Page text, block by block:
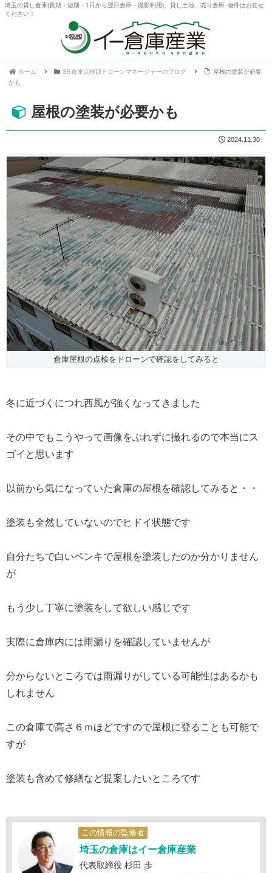
埼玉の貸し倉庫(長期・短期・1日から翌日倉庫・撮影利用)、貸し土地、売り倉庫･物件はお任せ
ください！
ホーム SB倉庫点検部ドローンマネージャーのブログ
屋根の塗装が必要
かも
屋根の塗装が必要かも
2024.11.30
倉庫屋根の点検をドローンで確認をしてみると
冬に近づくにつれ西風が強くなってきました
その中でもこうやって画像をぶれずに撮れるので本当にス
ゴイと思います
以前から気になっていた倉庫の屋根を確認してみると・・
塗装も全然していないのでヒドイ状態です
自分たちで白いペンキで屋根を塗装したのか分かりません
が
もう少し丁寧に塗装をして欲しい感じです
実際に倉庫内には雨漏りを確認していませんが
分からないところでは雨漏りがしている可能性はあるかも
しれません
この倉庫で高さ６ｍほどですので屋根に登ることも可能で
すが
塗装も含めて修繕など提案したいところです
この情報の監修者
埼玉の倉庫はイー倉庫産業
代表取締役 杉田 歩